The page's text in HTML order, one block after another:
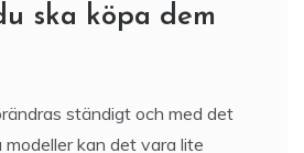
ska köpa dem
ständigt och med det
kan det vara lite